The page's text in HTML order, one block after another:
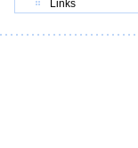
Links